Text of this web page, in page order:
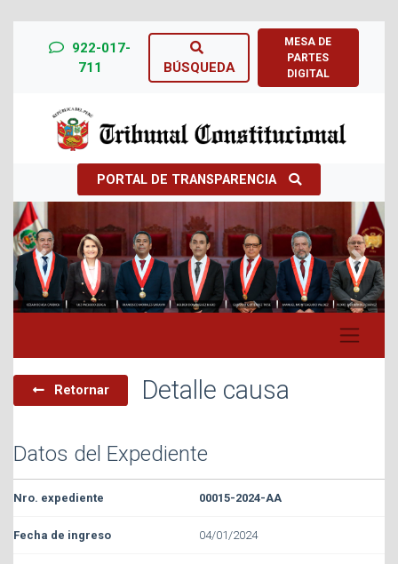
922-017-
711
BÚSQUEDA
MESA DE
PARTES
DIGITAL
PORTAL DE TRANSPARENCIA
Previous Next
Retornar Detalle causa
Datos del Expediente
00015-2024-AA
04/01/2024